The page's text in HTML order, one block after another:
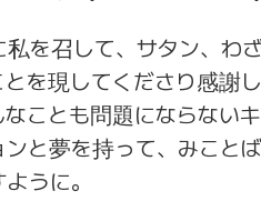
を召して、サタン、わ
を現してくださり感謝し
ことも問題にならない
と夢を持って、みこと
うに。